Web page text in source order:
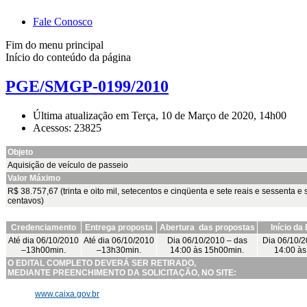
Fale Conosco
Fim do menu principal
Início do conteúdo da página
PGE/SMGP-0199/2010
Última atualização em Terça, 10 de Março de 2020, 14h00
Acessos: 23825
Objeto
Aquisição de veículo de passeio
Valor Máximo
R$ 38.757,67 (trinta e oito mil, setecentos e cinqüenta e sete reais e sessenta e
centavos)
Credenciamento Entrega proposta Abertura das propostas
Início da
Até dia 06/10/2010
–13h00min.
Até dia 06/10/2010
–13h30min.
Dia 06/10/2010 – das
14:00 às 15h00min.
Dia 06/10/
14:00
O EDITAL COMPLETO DEVERÁ SER RETIRADO,
MEDIANTE PREENCHIMENTO DA SOLICITAÇÃO, NO SITE:
www.caixa.gov.br